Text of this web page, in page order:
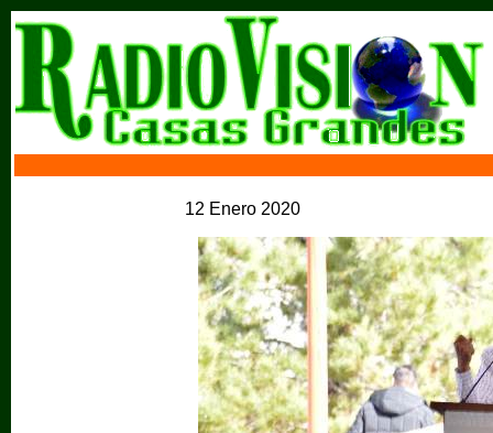
12 Enero 2020